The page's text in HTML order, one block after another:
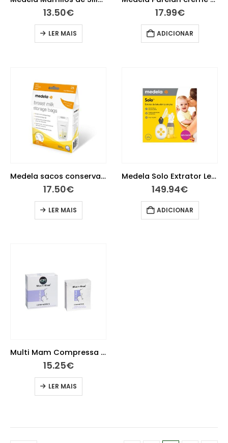
13.50€
LER MAIS
17.99€
ADICIONAR
Medela sacos conservação de leite 180 ml 50 unidades
17.50€
LER MAIS
Medela Solo Extrator Leite Elétrico Simples
149.94€
ADICIONAR
Multi Mam Compressa Cuidado Intenso Mamilos X 12
15.25€
LER MAIS